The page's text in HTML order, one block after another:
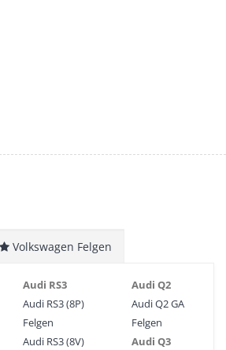
Volkswagen Felgen
Audi RS3
Audi RS3 (8P)
Felgen
Audi RS3 (8V)
Audi Q2
Audi Q2 GA
Felgen
Audi Q3